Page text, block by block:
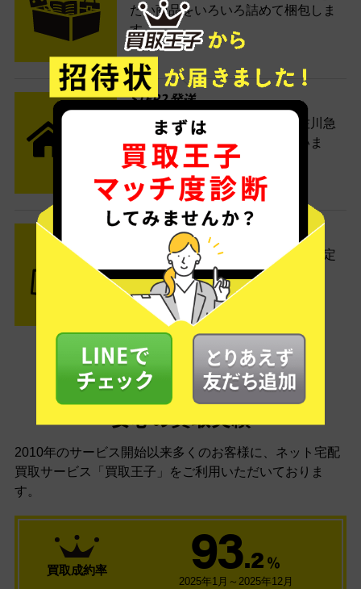
たい商品をいろいろ詰めて梱包しま
す。
STEP2 発送
送料無料でご自宅から発送！佐川急
便がご自宅まで引き取りに伺いま
す。
STEP3 ご入金
査定結果はメールでお知らせ。査定
結果がOKなら金額をお支払い！
安心の買取実績
2010年のサービス開始以来多くのお客様に、 ネット宅配
買取サービス「買取王子」をご利用いただいておりま
す。
買取成約率 93.2 ％
2025年1月～2025年12月